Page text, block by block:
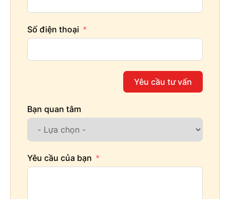
Số điện thoại
Yêu cầu tư vấn
Bạn quan tâm
Yêu cầu của bạn